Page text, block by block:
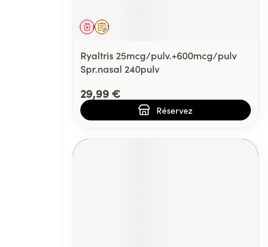
Sur prescription
Médicament
Ryaltris 25mcg/pulv.+600mcg/pulv
Spr.nasal 240pulv
29,99 €
Réservez